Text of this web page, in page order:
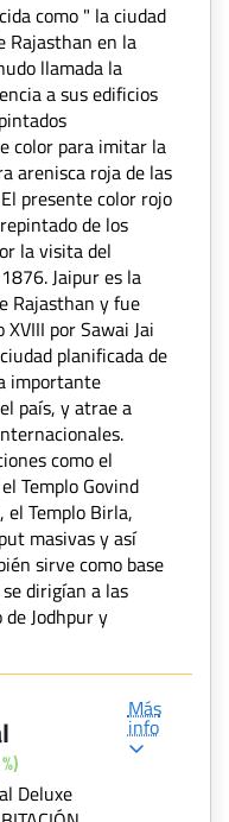
como " la ciudad
Rajasthan en la
llamada la
a sus edificios
color para imitar la
arenisca roja de las
presente color rojo
de los
la visita del
Jaipur es la
Rajasthan y fue
por Sawai Jai
planificada de
importante
país, y atrae a
como el
Templo Govind
el Templo Birla,
masivas y así
sirve como base
dirigían a las
Jodhpur y
Deluxe
Más
info